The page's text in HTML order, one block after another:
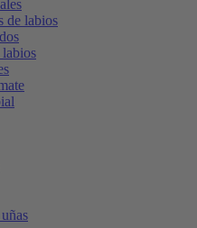
de labios
labios